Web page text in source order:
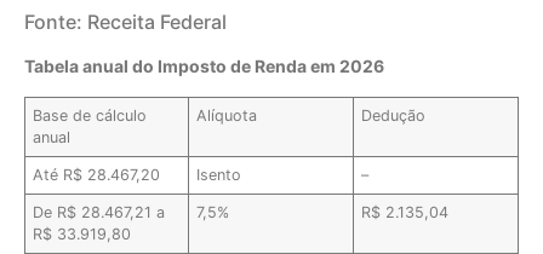
Fonte: Receita Federal
Tabela anual do Imposto de Renda em 2026
Base de cálculo
anual
Alíquota Dedução
Até R$ 28.467,20 Isento –
De R$ 28.467,21 a
R$ 33.919,80
7,5% R$ 2.135,04